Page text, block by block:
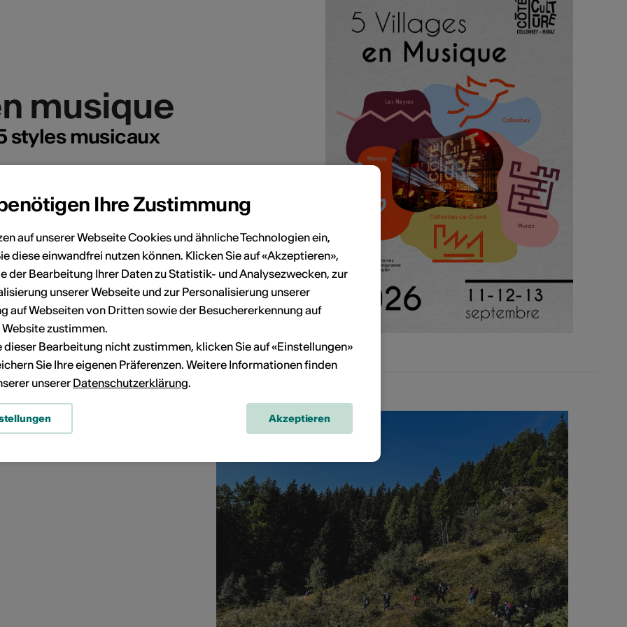
musique
musique
styles musicaux
Ihre Zustimmung
auf unserer Webseite Cookies und ähnliche Technologien ein,
diese einwandfrei nutzen können. Klicken Sie auf «Akzeptieren»,
der Bearbeitung Ihrer Daten zu Statistik- und Analysezwecken, zur
unserer Webseite und zur Personalisierung unserer
auf Webseiten von Dritten sowie der Besuchererkennung auf
Website zustimmen.
dieser Bearbeitung nicht zustimmen, klicken Sie auf «Einstellungen»
Sie Ihre eigenen Präferenzen. Weitere Informationen finden
unserer Datenschutzerklärung.
Akzeptieren